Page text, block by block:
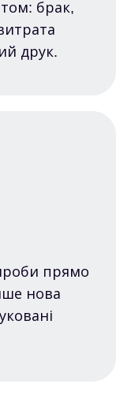
брак,
друк.
прямо
нова